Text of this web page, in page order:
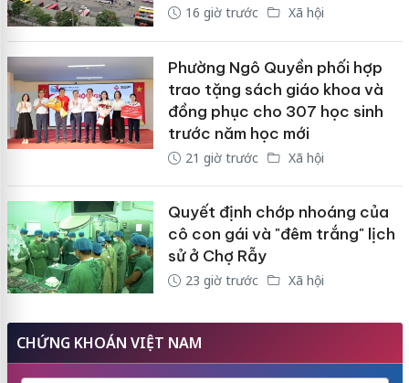
16 giờ trước Xã hội
Phường Ngô Quyền phối hợp
trao tặng sách giáo khoa và
đồng phục cho 307 học sinh
trước năm học mới
21 giờ trước Xã hội
Quyết định chớp nhoáng của
cô con gái và "đêm trắng" lịch
sử ở Chợ Rẫy
23 giờ trước Xã hội
CHỨNG KHOÁN VIỆT NAM